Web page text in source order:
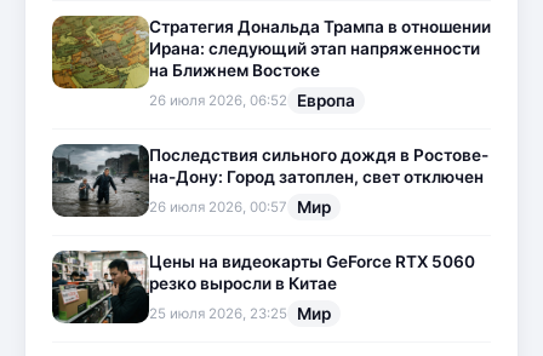
Стратегия Дональда Трампа в отношении
Ирана: следующий этап напряженности
на Ближнем Востоке
26 июля 2026, 06:52 Европа
Последствия сильного дождя в Ростове-
на-Дону: Город затоплен, свет отключен
26 июля 2026, 00:57 Мир
Цены на видеокарты GeForce RTX 5060
резко выросли в Китае
25 июля 2026, 23:25 Мир